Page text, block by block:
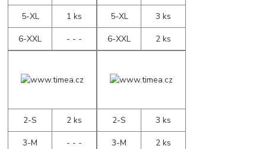
5-XL
1 ks
6-XXL
- - -
5-XL
3 ks
6-XXL
2 ks
2-S
2 ks
3-M
- - -
2-S
3 ks
3-M
2 ks